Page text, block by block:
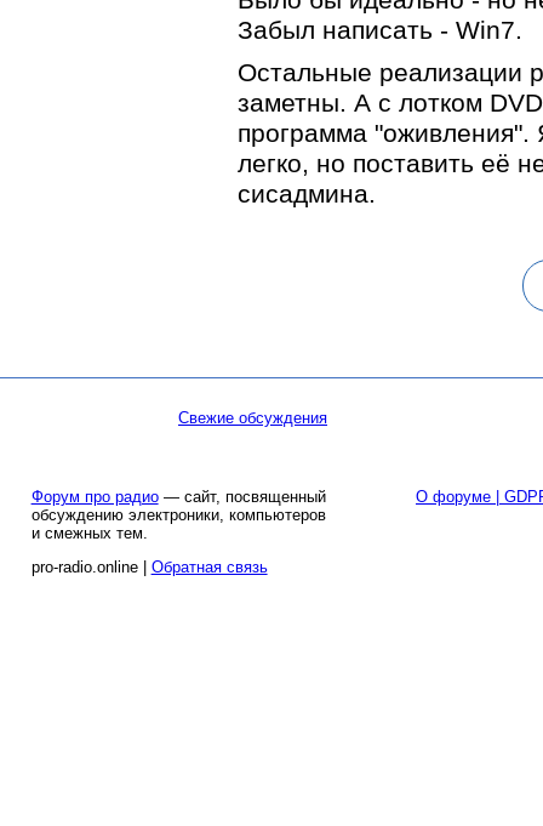
Забыл написать - Win7.
Остальные реализации
заметны. А с лотком
программа
легко, но поставить её
сисадмина.
Свежие обсуждения
Форум про радио— сайт, посвященный
обсуждению электроники, компьютеров
и смежных тем.
pro-radio.online | Обратная связь
О форуме |